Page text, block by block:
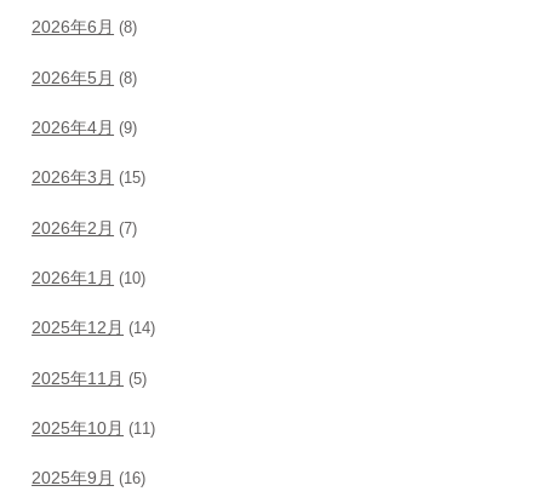
2026年6月 (8)
2026年5月 (8)
2026年4月 (9)
2026年3月 (15)
2026年2月 (7)
2026年1月 (10)
2025年12月 (14)
2025年11月 (5)
2025年10月 (11)
2025年9月 (16)